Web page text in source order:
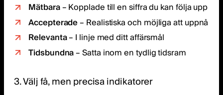
Mätbara– Kopplade till en siffra du kan följa upp
Accepterade– Realistiska och möjliga att uppnå
Relevanta– I linje med ditt affärsmål
Tidsbundna– Satta inom en tydlig tidsram
3. Välj få, men precisa indikatorer